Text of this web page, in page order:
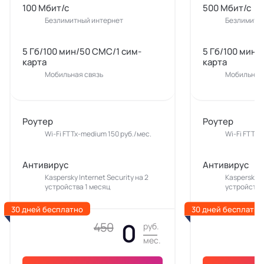
100 Мбит/с
Безлимитный интернет
5 Гб/100 мин/50 СМС/1 сим-
карта
Мобильная связь
Роутер
Wi-Fi FTTx-medium 150 руб./мес.
Антивирус
Kaspersky Internet Security на 2
устройства 1 месяц
450 0
руб.
мес.
30 дней бесплатно
500 Мбит/с
5 Гб/100
карта
Мобильная
Роутер
Wi-Fi
Антивирус
Kaspersky
30 дней бесплатно